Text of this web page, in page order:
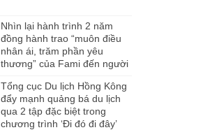
Nhìn lại hành trình 2 năm
đồng hành trao “muôn điều
nhân ái, trăm phần yêu
thương” của Fami đến người
Tổng cục Du lịch Hồng Kông
đẩy mạnh quảng bá du lịch
qua 2 tập đặc biệt trong
chương trình ‘Đi đó đi đây’